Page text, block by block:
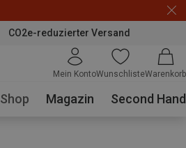
CO2e-reduzierter Versand
Mein KontoWunschlisteWarenkorb
Shop Magazin Second Hand